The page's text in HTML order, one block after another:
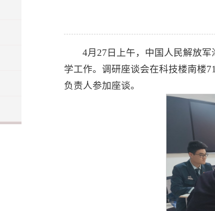
4月27日上午，中国人民解放
学工作。调研座谈会在科技楼南楼
负责人参加座谈。